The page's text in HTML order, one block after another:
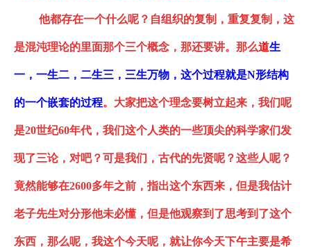
他都存在一个什么呢？自组织的复制 ， 重复复制，这
是混沌理论的里面那个三个概念，那还要讲。那么道生
一 ， 一生二 ， 二生三 ， 三生万物，这个过程就是N形结构
的一个嵌套的过程。大家把这个理念要树立起来，我们呢
是20世纪60年代，我们这个人类的一些顶尖的科学家们发
现了三论， 对吧？可是我们，古代的先贤呢？这些人呢？
竟然能够在2600多年之前，指出这个东西来，但是我估计
老子先生对分形他未必懂，但是他观察到了思考到了这个
东西，那么呢，我这个今天呢，就让你今天下午主要是希